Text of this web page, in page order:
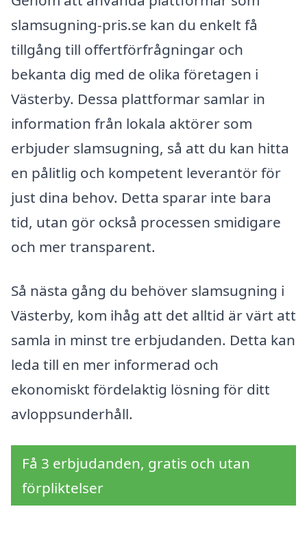
slamsugning-pris.se kan du enkelt få
tillgång till offertförfrågningar och
bekanta dig med de olika företagen i
Västerby. Dessa plattformar samlar in
information från lokala aktörer som
erbjuder slamsugning, så att du kan hitta
en pålitlig och kompetent leverantör för
just dina behov. Detta sparar inte bara
tid, utan gör också processen smidigare
och mer transparent.
Så nästa gång du behöver slamsugning i
Västerby, kom ihåg att det alltid är värt att
samla in minst tre erbjudanden. Detta kan
leda till en mer informerad och
ekonomiskt fördelaktig lösning för ditt
avloppsunderhåll.
Få 3 erbjudanden, gratis och utan
förpliktelser